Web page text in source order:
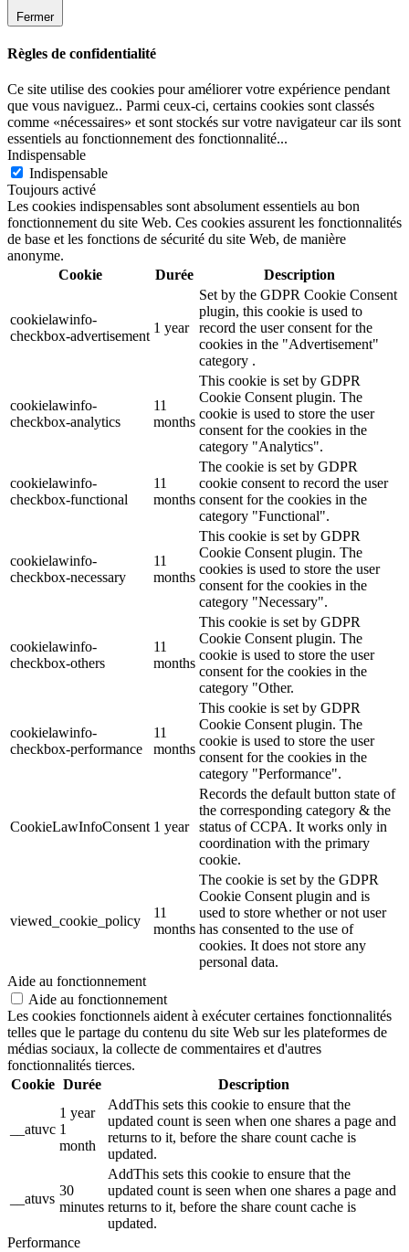
Fermer
Règles de confidentialité
Ce site utilise des cookies pour améliorer votre expérience pendant
que vous naviguez.. Parmi ceux-ci, certains cookies sont classés
comme «nécessaires» et sont stockés sur votre navigateur car ils sont
essentiels au fonctionnement des fonctionnalité...
Indispensable
Indispensable
Toujours activé
Les cookies indispensables sont absolument essentiels au bon
fonctionnement du site Web. Ces cookies assurent les fonctionnalités
de base et les fonctions de sécurité du site Web, de manière
anonyme.
Cookie
Durée Description
cookielawinfo-
checkbox-advertisement
1 year
Set by the GDPR Cookie Consent
plugin, this cookie is used to
record the user consent for the
cookies in the "Advertisement"
category .
cookielawinfo-
checkbox-analytics
11
months
This cookie is set by GDPR
Cookie Consent plugin. The
cookie is used to store the user
consent for the cookies in the
category "Analytics".
cookielawinfo-
checkbox-functional
11
months
The cookie is set by GDPR
cookie consent to record the user
consent for the cookies in the
category "Functional".
cookielawinfo-
checkbox-necessary
11
months
This cookie is set by GDPR
Cookie Consent plugin. The
cookies is used to store the user
consent for the cookies in the
category "Necessary".
cookielawinfo-
checkbox-others
11
months
This cookie is set by GDPR
Cookie Consent plugin. The
cookie is used to store the user
consent for the cookies in the
category "Other.
cookielawinfo-
checkbox-performance
11
months
This cookie is set by GDPR
Cookie Consent plugin. The
cookie is used to store the user
consent for the cookies in the
category "Performance".
CookieLawInfoConsent 1 year
Records the default button state of
the corresponding category & the
status of CCPA. It works only in
coordination with the primary
cookie.
viewed_cookie_policy
11
months
The cookie is set by the GDPR
Cookie Consent plugin and is
used to store whether or not user
has consented to the use of
cookies. It does not store any
personal data.
Aide au fonctionnement
Aide au fonctionnement
Les cookies fonctionnels aident à exécuter certaines fonctionnalités
telles que le partage du contenu du site Web sur les plateformes de
médias sociaux, la collecte de commentaires et d'autres
fonctionnalités tierces.
Cookie Durée Description
__atuvc
1 year
1
month
AddThis sets this cookie to ensure that the
updated count is seen when one shares a page and
returns to it, before the share count cache is
updated.
__atuvs
30
minutes
AddThis sets this cookie to ensure that the
updated count is seen when one shares a page and
returns to it, before the share count cache is
updated.
Performance